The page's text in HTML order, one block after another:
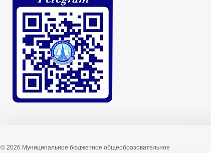
© 2026 Муниципальное бюджетное общеобразовательное